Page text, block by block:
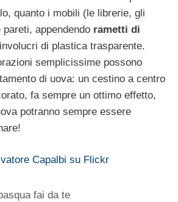
quanto i mobili (le librerie, gli
appendendo rametti di
di plastica trasparente.
semplicissime possono
di uova: un cestino a centro
fa sempre un ottimo effetto,
potranno sempre essere
Capalbi su Flickr
fai da te